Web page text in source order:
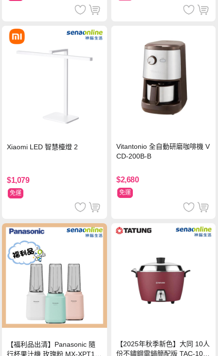
Xiaomi LED 智慧檯燈 2
$1,079
免運
Vitantonio 全自動研磨咖啡機 V
CD-200B-B
$2,680
免運
【福利品出清】Panasonic 隨
行杯果汁機 玫瑰粉 MX-XPT10
【2025年秋季新色】大同 10人
份不鏽鋼電鍋簡配版 TAC-10L-